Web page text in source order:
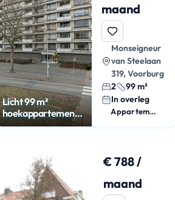
Licht 99 m²
hoekappartement
met balkon in
maand
Monseigneur
van Steelaan
319, Voorburg
2
99 m²
In overleg
Appartement
€ 788 /
maand